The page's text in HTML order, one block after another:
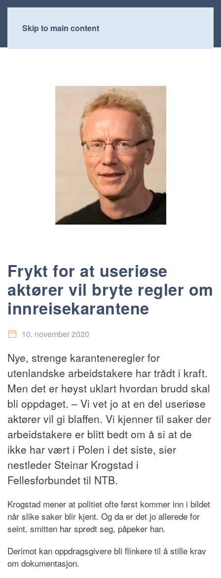
Skip to main content
Frykt for at useriøse
aktører vil bryte regler om
innreisekarantene
10. november 2020
Nye, strenge karanteneregler for
utenlandske arbeidstakere har trådt i kraft.
Men det er høyst uklart hvordan brudd skal
bli oppdaget. – Vi vet jo at en del useriøse
aktører vil gi blaffen. Vi kjenner til saker der
arbeidstakere er blitt bedt om å si at de
ikke har vært i Polen i det siste, sier
nestleder Steinar Krogstad i
Fellesforbundet til NTB.
Krogstad mener at politiet ofte først kommer inn i bildet
når slike saker blir kjent. Og da er det jo allerede for
seint, smitten har spredt seg, påpeker han.
Derimot kan oppdragsgivere bli flinkere til å stille krav
om dokumentasjon.